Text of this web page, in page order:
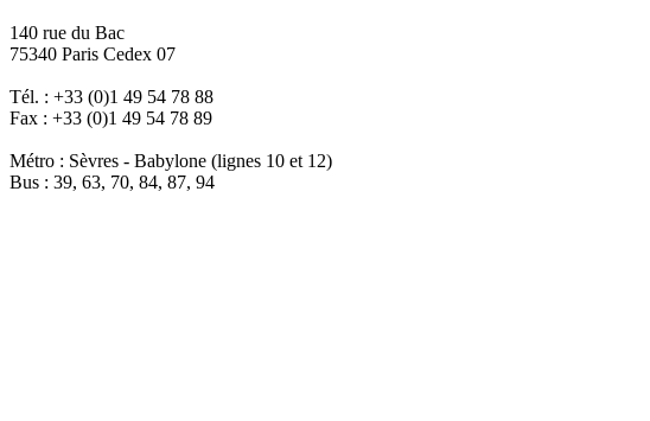
140 rue du Bac
75340 Paris Cedex 07
Tél. : +33 (0)1 49 54 78 88
Fax : +33 (0)1 49 54 78 89
Métro : Sèvres - Babylone (lignes 10 et 12)
Bus : 39, 63, 70, 84, 87, 94